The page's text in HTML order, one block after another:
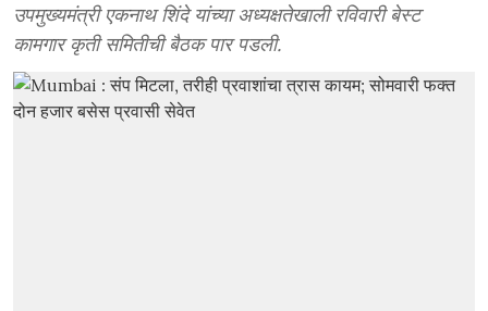
उपमुख्यमंत्री एकनाथ शिंदे यांच्या अध्यक्षतेखाली रविवारी बेस्ट
कामगार कृती समितीची बैठक पार पडली.